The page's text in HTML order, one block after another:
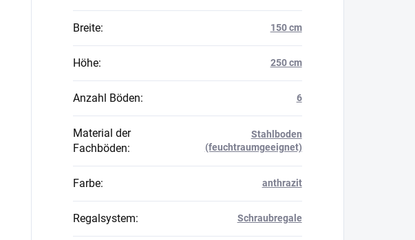
Breite: 150 cm
Höhe: 250 cm
Anzahl Böden: 6
Material der
Fachböden:
Stahlboden
(feuchtraumgeeignet)
Farbe: anthrazit
Regalsystem: Schraubregale